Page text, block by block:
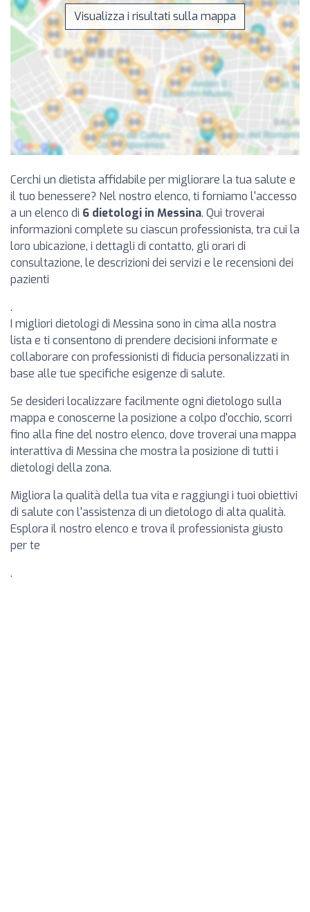
Visualizza i risultati sulla mappa
Cerchi un dietista affidabile per migliorare la tua salute e
il tuo benessere? Nel nostro elenco, ti forniamo l'accesso
a un elenco di 6 dietologi in Messina. Qui troverai
informazioni complete su ciascun professionista, tra cui la
loro ubicazione, i dettagli di contatto, gli orari di
consultazione, le descrizioni dei servizi e le recensioni dei
pazienti
.
I migliori dietologi di Messina sono in cima alla nostra
lista e ti consentono di prendere decisioni informate e
collaborare con professionisti di fiducia personalizzati in
base alle tue specifiche esigenze di salute.
Se desideri localizzare facilmente ogni dietologo sulla
mappa e conoscerne la posizione a colpo d'occhio, scorri
fino alla fine del nostro elenco, dove troverai una mappa
interattiva di Messina che mostra la posizione di tutti i
dietologi della zona.
Migliora la qualità della tua vita e raggiungi i tuoi obiettivi
di salute con l'assistenza di un dietologo di alta qualità.
Esplora il nostro elenco e trova il professionista giusto
per te
.